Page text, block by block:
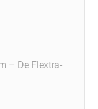
– De Flextra-